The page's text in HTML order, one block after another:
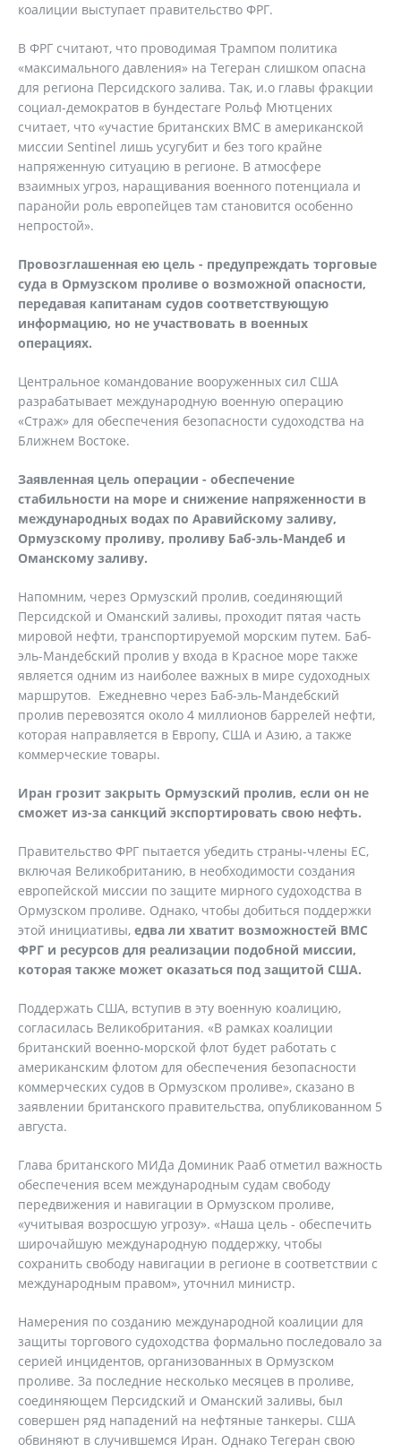
коалиции выступает правительство ФРГ.
В ФРГ считают, что проводимая Трампом политика
«максимального давления» на Тегеран слишком опасна
для региона Персидского залива. Так, и.о главы фракции
социал-демократов в бундестаге Рольф Мютцених
считает, что «участие британских ВМС в американской
миссии Sentinel лишь усугубит и без того крайне
напряженную ситуацию в регионе. В атмосфере
взаимных угроз, наращивания военного потенциала и
паранойи роль европейцев там становится особенно
непростой».
Провозглашенная ею цель - предупреждать торговые
суда в Ормузском проливе о возможной опасности,
передавая капитанам судов соответствующую
информацию, но не участвовать в военных
операциях.
Центральное командование вооруженных сил США
разрабатывает международную военную операцию
«Страж» для обеспечения безопасности судоходства на
Ближнем Востоке.
Заявленная цель операции - обеспечение
стабильности на море и снижение напряженности в
международных водах по Аравийскому заливу,
Ормузскому проливу, проливу Баб-эль-Мандеб и
Оманскому заливу.
Напомним, через Ормузский пролив, соединяющий
Персидской и Оманский заливы, проходит пятая часть
мировой нефти, транспортируемой морским путем. Баб-
эль-Мандебский пролив у входа в Красное море также
является одним из наиболее важных в мире судоходных
маршрутов. Ежедневно через Баб-эль-Мандебский
пролив перевозятся около 4 миллионов баррелей нефти,
которая направляется в Европу, США и Азию, а также
коммерческие товары.
Иран грозит закрыть Ормузский пролив, если он не
сможет из-за санкций экспортировать свою нефть.
Правительство ФРГ пытается убедить страны-члены ЕС,
включая Великобританию, в необходимости создания
европейской миссии по защите мирного судоходства в
Ормузском проливе. Однако, чтобы добиться поддержки
этой инициативы, едва ли хватит возможностей ВМС
ФРГ и ресурсов для реализации подобной миссии,
которая также может оказаться под защитой США.
Поддержать США, вступив в эту военную коалицию,
согласилась Великобритания. «В рамках коалиции
британский военно-морской флот будет работать с
американским флотом для обеспечения безопасности
коммерческих судов в Ормузском проливе», сказано в
заявлении британского правительства, опубликованном 5
августа.
Глава британского МИДа Доминик Рааб отметил важность
обеспечения всем международным судам свободу
передвижения и навигации в Ормузском проливе,
«учитывая возросшую угрозу». «Наша цель - обеспечить
широчайшую международную поддержку, чтобы
сохранить свободу навигации в регионе в соответствии с
международным правом», уточнил министр.
Намерения по созданию международной коалиции для
защиты торгового судоходства формально последовало за
серией инцидентов, организованных в Ормузском
проливе. За последние несколько месяцев в проливе,
соединяющем Персидский и Оманский заливы, был
совершен ряд нападений на нефтяные танкеры. США
обвиняют в случившемся Иран. Однако Тегеран свою